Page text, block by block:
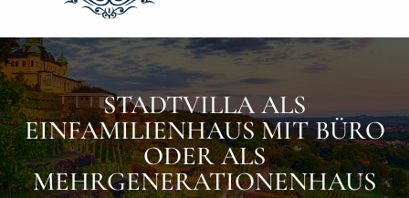
STADTVILLA ALS
EINFAMILIENHAUS MIT BÜRO
ODER ALS
MEHRGENERATIONENHAUS